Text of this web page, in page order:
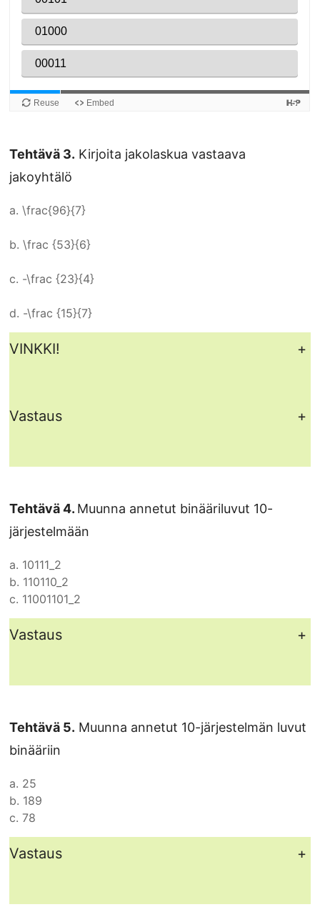
Tehtävä 3. Kirjoita jakolaskua vastaava
jakoyhtälö
a.\frac{96}{7}
b.\frac {53}{6}
c. -\frac {23}{4}
d. -\frac {15}{7}
VINKKI! +
Vastaus +
Tehtävä 4. Muunna annetut binääriluvut 10-
järjestelmään
a. 10111_2
b. 110110_2
c. 11001101_2
Vastaus +
Tehtävä 5. Muunna annetut 10-järjestelmän luvut
binääriin
a. 25
b. 189
c. 78
Vastaus +